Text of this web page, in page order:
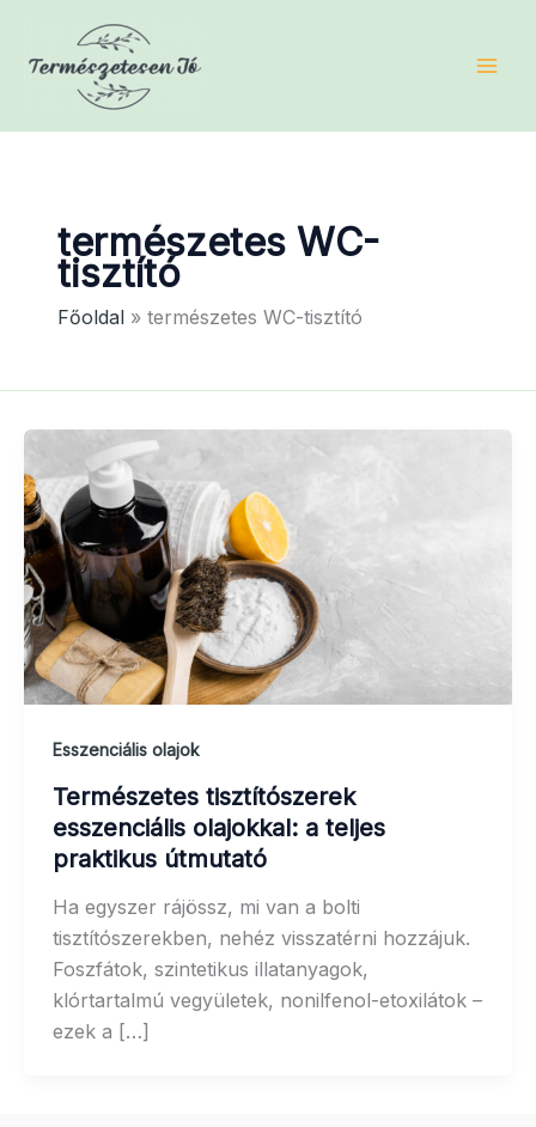
content
természetes WC-
tisztító
Főoldal természetes WC-tisztító
Esszenciális olajok
Természetes tisztítószerek
esszenciális olajokkal: a teljes
praktikus útmutató
Ha egyszer rájössz, mi van a bolti
tisztítószerekben, nehéz visszatérni hozzájuk.
Foszfátok, szintetikus illatanyagok,
klórtartalmú vegyületek, nonilfenol-etoxilátok –
ezek a […]